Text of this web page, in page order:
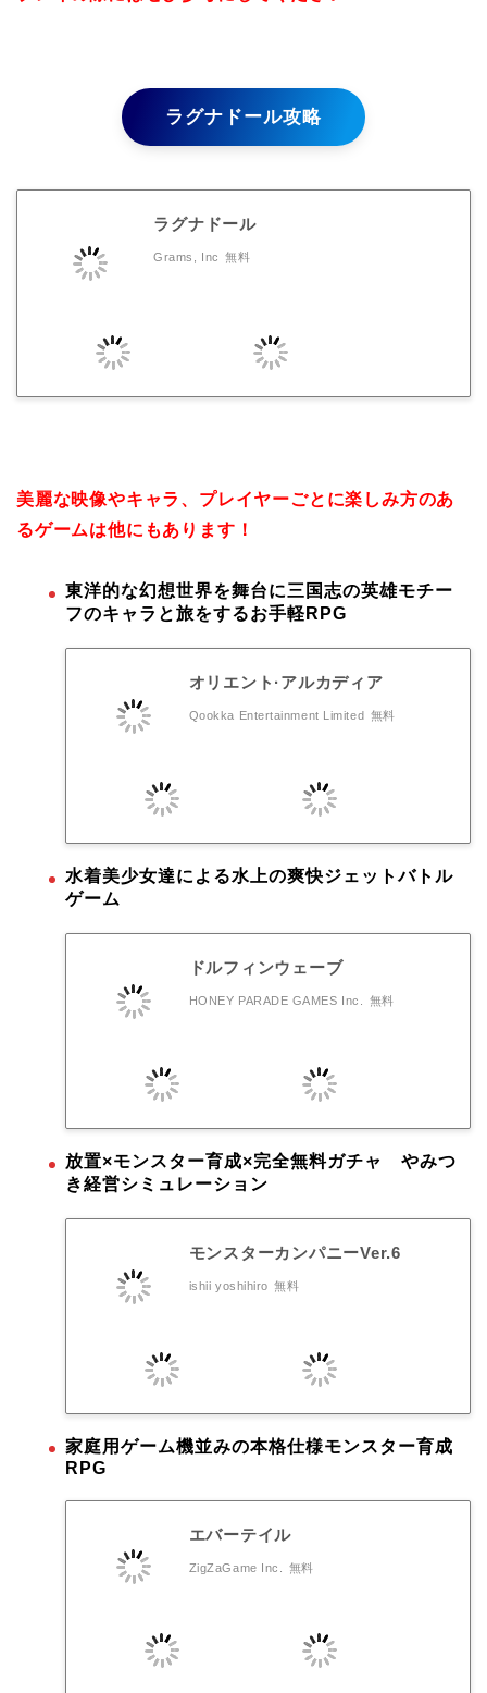
ラグナドール攻略
ラグナドール
Grams, Inc 無料
美麗な映像やキャラ、プレイヤーごとに楽しみ方のあ
るゲームは他にもあります！
東洋的な幻想世界を舞台に三国志の英雄モチー
フのキャラと旅をするお手軽RPG
オリエント·アルカディア
Qookka Entertainment Limited 無料
水着美少女達による水上の爽快ジェットバトル
ゲーム
ドルフィンウェーブ
HONEY PARADE GAMES Inc. 無料
放置×モンスター育成×完全無料ガチャ やみつ
き経営シミュレーション
モンスターカンパニーVer.6
ishii yoshihiro 無料
家庭用ゲーム機並みの本格仕様モンスター育成
RPG
エバーテイル
ZigZaGame Inc. 無料